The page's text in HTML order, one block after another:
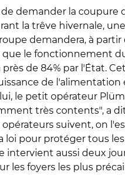
de demander la
la trêve hivernale,
demandera, à
le fonctionnement
près de 84% par l'État.
de
le petit opérateur
très contents", a
suivent, on
loi pour protéger tous
intervient aussi deux
les foyers les plus